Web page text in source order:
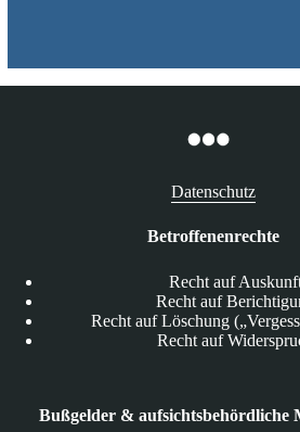
Datenschutz
Betroffenenrechte
Recht auf
Recht auf
Recht auf Löschung
Recht auf
Bußgelder & aufsichtsbehördliche